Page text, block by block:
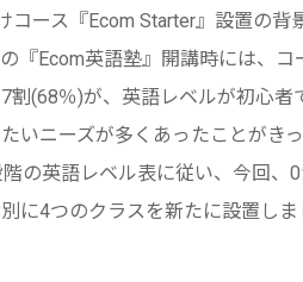
コース『Ecom Starter』設置の背
『Ecom英語塾』開講時には、
割(68％)が、英語レベルが初心
いニーズが多くあったことがき
の英語レベル表に従い、今回
に4つのクラスを新たに設置しま